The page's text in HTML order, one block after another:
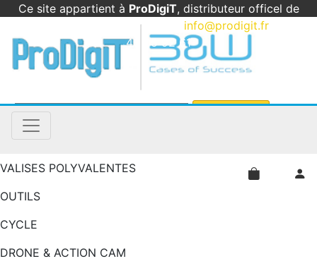
Ce site appartient à ProDigiT, distributeur officel de
B&W International en France
info@prodigit.fr
46 05 92 61
VALISES POLYVALENTES
OUTILS
CYCLE
DRONE & ACTION CAM